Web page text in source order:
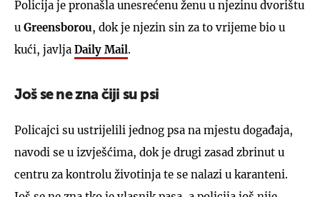
Policija je pronašla unesrećenu ženu u njezinu dvorištu
u Greensborou, dok je njezin sin za to vrijeme bio u
kući, javlja Daily Mail.
Još se ne zna čiji su psi
Policajci su ustrijelili jednog psa na mjestu događaja,
navodi se u izvješćima, dok je drugi zasad zbrinut u
centru za kontrolu životinja te se nalazi u karanteni.